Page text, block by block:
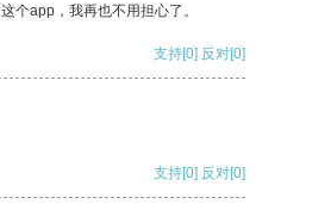
个app，我再也不用担心了。
支持[0] 反对[0]
支持[0] 反对[0]